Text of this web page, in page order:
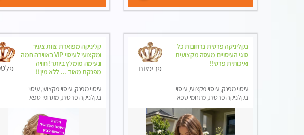
בקליניקה פרטית ברחובות כל
סוגי העיסויים מעסה מקצועית
ואיכותית פרטי!!
עיסוי מפנק, עיסוי מקצועי, עיסוי
בקלניקה פרטית, מתחמי ספא
פרימיום
קליניקה מפוארת צוות צעיר
ומקצועי לעיסוי VIP באווירה חמה
ונעימה מומלץ ביותר! חוויה
מפנקת מאוד ... ללא מין !!
עיסוי מפנק, עיסוי מקצועי, עיסוי
בקלניקה פרטית, מתחמי ספא